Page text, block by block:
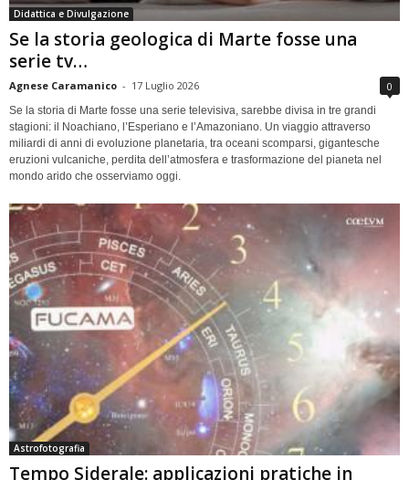
Didattica e Divulgazione
Se la storia geologica di Marte fosse una
serie tv…
Agnese Caramanico - 17 Luglio 2026 0
Se la storia di Marte fosse una serie televisiva, sarebbe divisa in tre grandi
stagioni: il Noachiano, l’Esperiano e l’Amazoniano. Un viaggio attraverso
miliardi di anni di evoluzione planetaria, tra oceani scomparsi, gigantesche
eruzioni vulcaniche, perdita dell’atmosfera e trasformazione del pianeta nel
mondo arido che osserviamo oggi.
Astrofotografia
Tempo Siderale: applicazioni pratiche in